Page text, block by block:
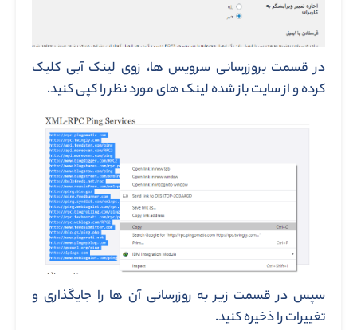
در قسمت بروزرسانی سرویس ها، زوی لینک آبی کلیک
کرده و از سایت باز شده لینک های مورد نظر را کپی کنید.
سپس در قسمت زیر به روزرسانی آن ها را جایگذاری و
تغییرات را ذخیره کنید.